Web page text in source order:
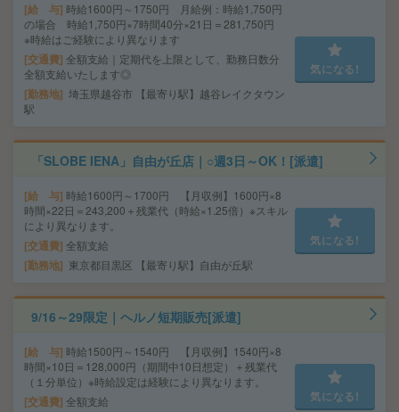
給 与 時給1600円～1750円 月給例：時給1,750円
の場合 時給1,750円×7時間40分×21日＝281,750円
※時給はご経験により異なります
交通費 全額支給｜定期代を上限として、勤務日数分
全額支給いたします◎
勤務地 埼玉県越谷市 【最寄り駅】越谷レイクタウン
駅
気になる!
「SLOBE IENA」自由が丘店｜○週3日～OK！[派遣]
給 与 時給1600円～1700円 【月収例】1600円×8
時間×22日＝243,200＋残業代（時給×1.25倍）※スキル
により異なります。
交通費 全額支給
勤務地 東京都目黒区 【最寄り駅】自由が丘駅
気になる!
9/16～29限定｜ヘルノ短期販売[派遣]
給 与 時給1500円～1540円 【月収例】1540円×8
時間×10日＝128,000円（期間中10日想定）＋残業代
（１分単位）※時給設定は経験により異なります。
交通費 全額支給 気になる!